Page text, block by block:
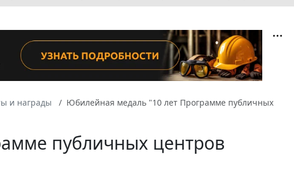
и награды
Юбилейная медаль "10 лет Программе публичных
публичных центров